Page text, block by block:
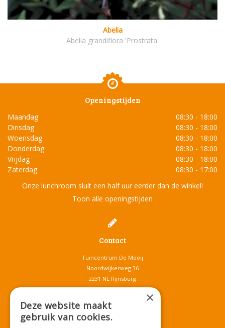
Abelia
Abelia grandiflora 'Prostrata'
Openingstijden
Maandag
08:30 - 18:00
Dinsdag
08:30 - 18:00
Woensdag
08:30 - 18:00
Donderdag
08:30 - 18:00
Vrijdag
08:30 - 18:00
Zaterdag
08:30 - 17:00
Onze lunchroom sluit een half uur eerder dan de winkel!
Toon alle openingstijden
Contact
Tuincentrum De Mooij
Noordwijkerweg 36
2231 NL Rijnsburg
T.071-4080959
info@tuincentrumdemooij.nl
×
Deze website maakt
gebruik van cookies.